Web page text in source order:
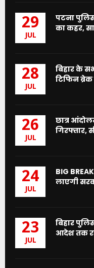
29
JUL
पटना
का कहर,
28
JUL
बिहार के
टिफिन
26
JUL
छात्र
गिरफ्तार,
24
JUL
BIG
लाएगी
23
JUL
बिहार
आदेश तक